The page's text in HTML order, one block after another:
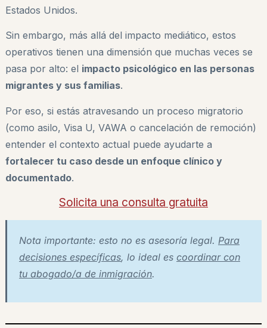
Estados Unidos.
Sin embargo, más allá del impacto mediático, estos
operativos tienen una dimensión que muchas veces se
pasa por alto: el impacto psicológico en las personas
migrantes y sus familias.
Por eso, si estás atravesando un proceso migratorio
(como asilo, Visa U, VAWA o cancelación de remoción)
entender el contexto actual puede ayudarte a
fortalecer tu caso desde un enfoque clínico y
documentado.
Solicita una consulta gratuita
Nota importante: esto no es asesoría legal. Para
decisiones específicas, lo ideal es coordinar con
tu abogado/a de inmigración.